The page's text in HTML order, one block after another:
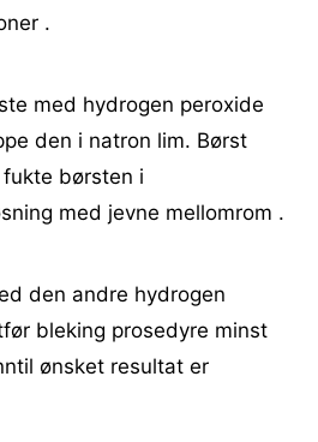
.
med hydrogen peroxide
den i natron lim. Børst
børsten i
med jevne mellomrom .
den andre hydrogen
bleking prosedyre minst
ønsket resultat er